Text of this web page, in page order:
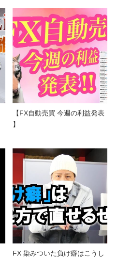
【FX自動売買 今週の利益発表
】
FX 染みついた負け癖はこうし